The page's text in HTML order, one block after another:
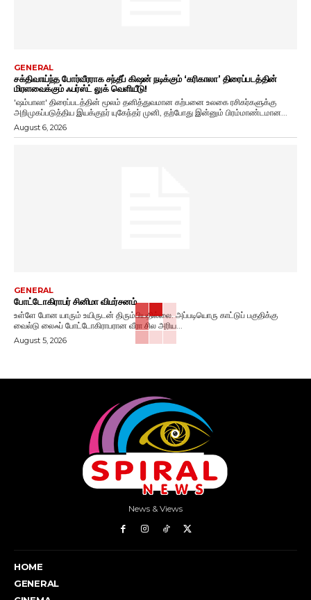
GENERAL
சக்திவாய்ந்த போர்வீரராக சந்தீப் கிஷன் நடிக்கும் ‘கரிகாலா’ திரைப்படத்தின்
மிரளவைக்கும் ஃபர்ஸ்ட் லுக் வெளியீடு!
'ஷம்பாலா' திரைப்படத்தின் மூலம் தனித்துவமான கற்பனை உலகை ரசிகர்களுக்கு
அறிமுகப்படுத்திய இயக்குநர் யுகேந்தர் முனி, தற்போது இன்னும் பிரம்மாண்டமான...
August 6, 2026
GENERAL
போட்டோகிராபர் சினிமா விமர்சனம்
உள்ளே போன யாரும் உயிருடன் திரும்பியதில்லை. அப்படியொரு காட்டுப் பகுதிக்கு
வைல்டு லைஃப் போட்டோகிராபரான வீரா சில அரிய...
August 5, 2026
News & Views
HOME
GENERAL